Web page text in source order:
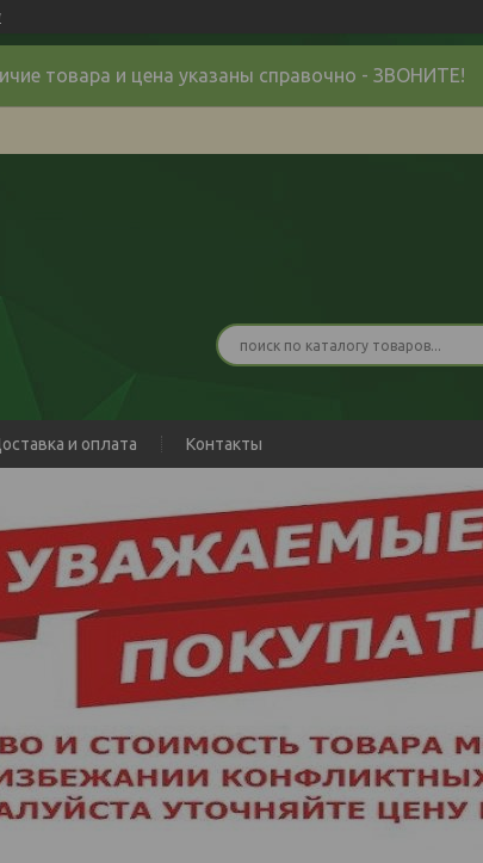
товара и цена указаны справочно - ЗВОНИТЕ!
и оплата Контакты